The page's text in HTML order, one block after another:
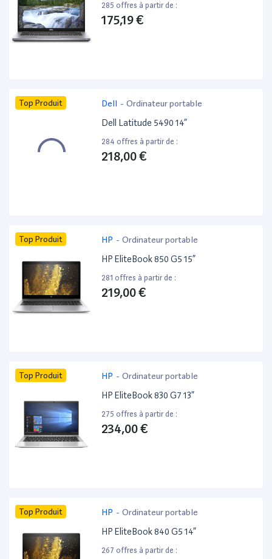
285 offres à partir de :
175,19 €
Top Produit Dell - Ordinateur portable
Dell Latitude 5490 14”
284 offres à partir de :
218,00 €
Top Produit HP - Ordinateur portable
HP EliteBook 850 G5 15”
281 offres à partir de :
219,00 €
Top Produit HP - Ordinateur portable
HP EliteBook 830 G7 13”
275 offres à partir de :
234,00 €
Top Produit HP - Ordinateur portable
HP EliteBook 840 G5 14”
267 offres à partir de :